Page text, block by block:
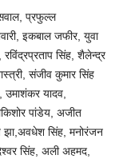
प्रफुल्ल
इकबाल जफीर, युवा
सिंह, शैलेन्द्र
संजीव कुमार सिंह
उमाशंकर यादव,
पांडेय, अजीत
झा,अवधेश सिंह, मनोरंजन
सिंह, अली अहमद,